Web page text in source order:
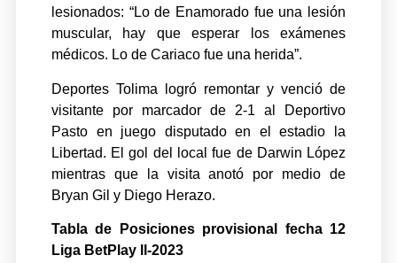
lesionados: “Lo de Enamorado fue una lesión
muscular, hay que esperar los exámenes
médicos. Lo de Cariaco fue una herida”.
Deportes Tolima logró remontar y venció de
visitante por marcador de 2-1 al Deportivo
Pasto en juego disputado en el estadio la
Libertad. El gol del local fue de Darwin López
mientras que la visita anotó por medio de
Bryan Gil y Diego Herazo.
Tabla de Posiciones provisional fecha 12
Liga BetPlay ll-2023